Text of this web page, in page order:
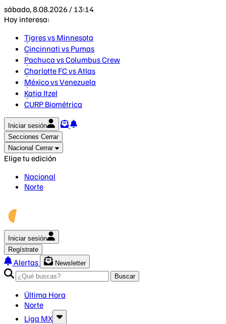
sábado, 8.08.2026 / 13:14
Hoy interesa:
Tigres vs Minnesota
Cincinnati vs Pumas
Pachuca vs Columbus Crew
Charlotte FC vs Atlas
México vs Venezuela
Katia Itzel
CURP Biométrica
Iniciar sesión
Secciones Cerrar
Nacional Cerrar
Elige tu edición
Nacional
Norte
Iniciar sesión
Regístrate
Alertas
Newsletter
Buscar
Última Hora
Norte
Liga MX